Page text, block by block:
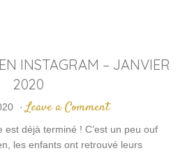
INSTAGRAM – JANVIER
2020
· Leave a Comment
est déjà terminé ! C’est un peu ouf
les enfants ont retrouvé leurs